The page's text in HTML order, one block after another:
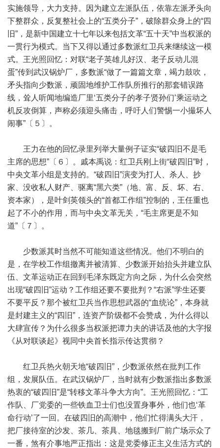
实施领导，大力支持。因为建立左派队伍，依靠左派矛头向
下整群众，反复整社会上的“五类分子”，破除群众身上的“四
旧”，是新中国建立十七年以来包括文革“五十天”中当权派的
一贯行为模式。当下又得以通过多数派红卫兵来继续这一模
式。王光照回忆：对联“老子英雄儿好汉、老子反动儿混
蛋”传到武汉锅炉厂，多数派“做了一篇篇文章，竭力鼓吹，
矛头指向少数派，顽固地维护工作队所推行的那套错误路
线，耸人听闻地编造厂里‘五类分子的孝子贤孙们’乘运动之
机反攻倒算，声称必须迎头痛击，呼吁人们警惕一小撮坏人
闹事”〔５〕。
王力在他的回忆录里列举大量例子证实“破四旧不是毛
主席的思想”〔６〕。戚本禹说：红卫兵刚上街“破四旧”时，
中央文革小组是支持的。“破四旧”演变为打人、杀人、抄
家、没收私人财产、驱离“黑六类”（地、富、反、坏、右、
资本家），是叶剑英领头的“首都工作组”控制的，王任重也
起了不小的作用，而与中央文革无关，“毛主席更是不知
道”〔７〕。
少数派其时当然不可能知道这些情况。他们不明白的
是，在学校工作组撤离并被清算、少数派开始抬头并建立队
伍、文革运动正在回到毛泽东既定方向之际，为什么会突然
出现“破四旧”运动？工作组还要不要批判？“右派”学生还要
不要平反？那个被红卫兵当作思想武器的“血统论”，本身就
是封建主义的“四旧”，连资产阶级都不会赞成，为什么得以
大肆宣传？为什么很多当权派把谭力夫的讲话及他的大字报
《从对联谈起》视同中央首长指示传达贯彻？
红卫兵热火朝天地“破四旧”，少数派依然在批判工作
组，发展队伍。在武汉锅炉厂，当时就有少数派指出多数派
热衷的“破四旧”是“转移文革斗争大方向”。王光照回忆：“工
作队、厂党委的一些铁血卫士们也没置身事外，他们也‘革
命行动’了一回。在破四旧的高潮中，他们忙得满头大汗，
把厂接待室的沙发、茶几、茶具、地毯搬到厂前广场示众了
一番，煞有介事地严正指出：这是党委修正主义生活方式的